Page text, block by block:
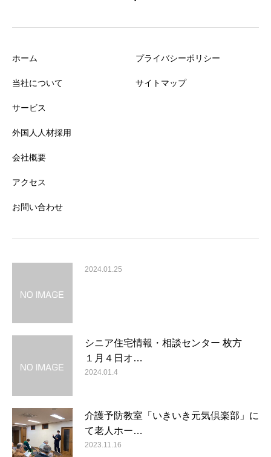
ホーム
当社について
サービス
外国人人材採用
会社概要
アクセス
お問い合わせ
プライバシーポリシー
サイトマップ
2024.01.25
シニア住宅情報・相談センター 枚方
１月４日オ…
2024.01.4
介護予防教室「いきいき元気倶楽部」に
て老人ホー…
2023.11.16